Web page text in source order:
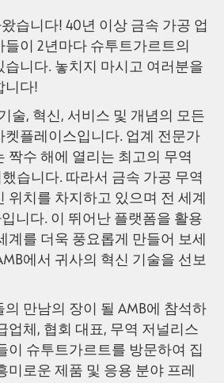
습니다! 40년 이상 금속 가공 업
이 2년마다 슈투트가르트의
습니다. 놓치지 마시고 여러분을
니다!
술, 혁신, 서비스 및 개념의 모든
켓플레이스입니다. 업계 전문가
짝수 해에 열리는 최고의 무역
습니다. 따라서 금속 가공 무역
위치를 차지하고 있으며 전 세계
니다. 이 뛰어난 플랫폼을 활용
계를 더욱 풍요롭게 만들어 보세
에서 귀사의 혁신 기술을 선보
만남의 장이 될 AMB에 참석하
업체, 협회 대표, 무역 저널리스
이 슈투트가르트를 방문하여 집
미로운 제품 및 응용 분야 프레